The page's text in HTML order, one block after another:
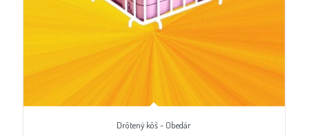
Drôtený kôš - Obedár